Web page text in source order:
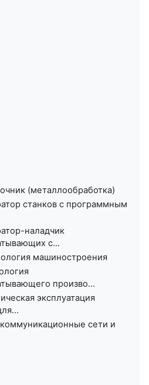
(металлообработка)
станков с программным
наладчик
с...
машиностроения
произво...
эксплуатация
сети и